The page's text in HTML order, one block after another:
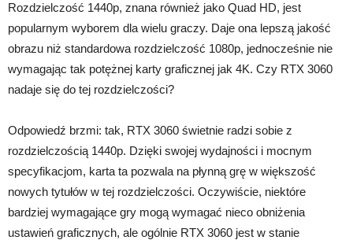
Rozdzielczość 1440p, znana również jako Quad HD, jest
popularnym wyborem dla wielu graczy. Daje ona lepszą jakość
obrazu niż standardowa rozdzielczość 1080p, jednocześnie nie
wymagając tak potężnej karty graficznej jak 4K. Czy RTX 3060
nadaje się do tej rozdzielczości?
Odpowiedź brzmi: tak, RTX 3060 świetnie radzi sobie z
rozdzielczością 1440p. Dzięki swojej wydajności i mocnym
specyfikacjom, karta ta pozwala na płynną grę w większość
nowych tytułów w tej rozdzielczości. Oczywiście, niektóre
bardziej wymagające gry mogą wymagać nieco obniżenia
ustawień graficznych, ale ogólnie RTX 3060 jest w stanie